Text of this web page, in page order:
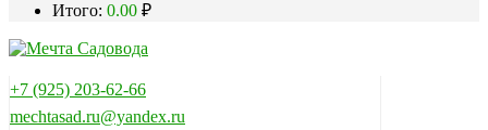
Итого: 0.00 ₽
+7 (925) 203-62-66
mechtasad.ru@yandex.ru